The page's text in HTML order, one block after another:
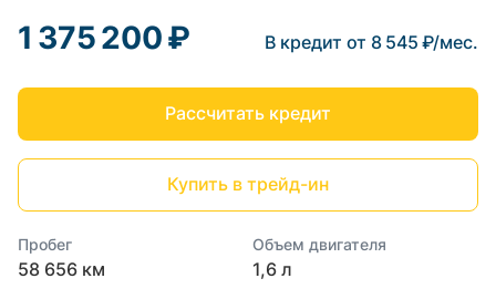
1 375 200 ₽
В кредит от 8 545 ₽/мес.
Рассчитать кредит
Купить в трейд-ин
Пробег
58 656 км
Объем двигателя
1,6 л